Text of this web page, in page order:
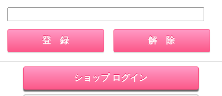
ショップ ログイン